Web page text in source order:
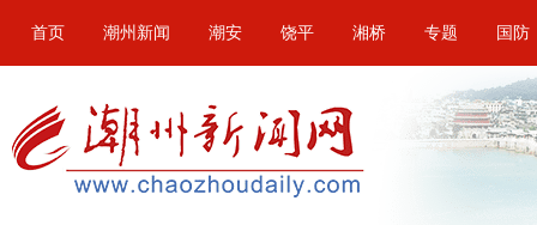
首页 潮州新闻 潮安 饶平 湘桥 专题 国防